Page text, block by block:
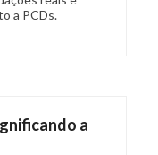
a PCDs.
a